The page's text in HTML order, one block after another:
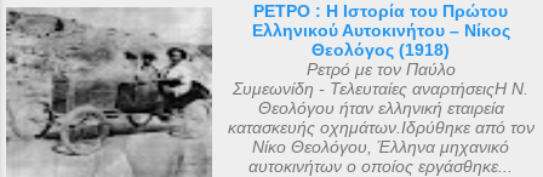
ΡΕΤΡΟ : Η Ιστορία του Πρώτου
Ελληνικού Αυτοκινήτου – Νίκος
Θεολόγος (1918)
Ρετρό με τον Παύλο
Συμεωνίδη - Τελευταίες αναρτήσειςΗ Ν.
Θεολόγου ήταν ελληνική εταιρεία
κατασκευής οχημάτων.Ιδρύθηκε από τον
Νίκο Θεολόγου, Έλληνα μηχανικό
αυτοκινήτων ο οποίος εργάσθηκε...